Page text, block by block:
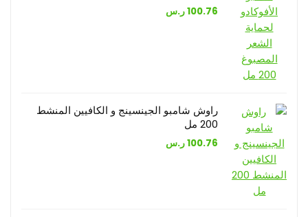
100.76ر.س
راوش شامبو الجينسينج و الكافيين المنشط
200 مل
100.76ر.س